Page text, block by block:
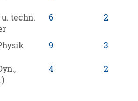
techn.
6 2
9 3
4 2